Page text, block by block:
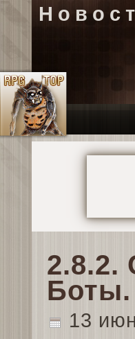
Боты.
13